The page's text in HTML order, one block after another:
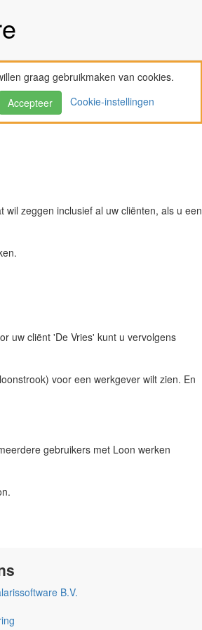
graag gebruikmaken van cookies.
Accepteer
Cookie-instellingen
wil zeggen inclusief al uw cliënten, als u een
uw cliënt 'De Vries' kunt u vervolgens
voor een werkgever wilt zien. En
gebruikers met Loon werken
B.V.